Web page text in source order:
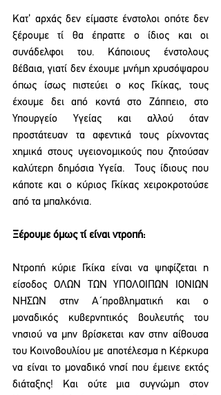
Κατ’ αρχάς δεν είμαστε ένστολοι οπότε δεν
ξέρουμε τί θα έπραττε ο ίδιος και οι
συνάδελφοι του. Κάποιους ένστολους
βέβαια, γιατί δεν έχουμε μνήμη χρυσόψαρου
όπως ίσως πιστεύει ο κος Γκίκας, τους
έχουμε δει από κοντά στο Ζάππειο, στο
Υπουργείο Υγείας και αλλού όταν
προστάτευαν τα αφεντικά τους ρίχνοντας
χημικά στους υγειονομικούς που ζητούσαν
καλύτερη δημόσια Υγεία.  Τους ίδιους που
κάποτε και ο κύριος Γκίκας χειροκροτούσε
από τα μπαλκόνια.
Ξέρουμε όμως τί είναι ντροπή:
Ντροπή κύριε Γκίκα είναι να ψηφίζεται η
είσοδος ΟΛΩΝ ΤΩΝ ΥΠΟΛΟΙΠΩΝ ΙΟΝΙΩΝ
ΝΗΣΩΝ στην Α΄προβληματική και ο
μοναδικός κυβερνητικός βουλευτής του
νησιού να μην βρίσκεται καν στην αίθουσα
του Κοινοβουλίου με αποτέλεσμα η Κέρκυρα
να είναι το μοναδικό νησί που έμεινε εκτός
διάταξης! Και ούτε μια συγνώμη στον